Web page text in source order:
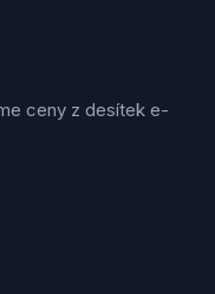
ceny z desítek e-